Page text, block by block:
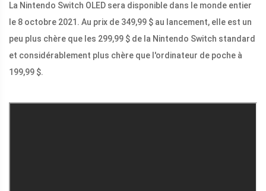
La Nintendo Switch OLED sera disponible dans le monde entier
le 8 octobre 2021. Au prix de 349,99 $ au lancement, elle est un
peu plus chère que les 299,99 $ de la Nintendo Switch standard
et considérablement plus chère que l'ordinateur de poche à
199,99 $.